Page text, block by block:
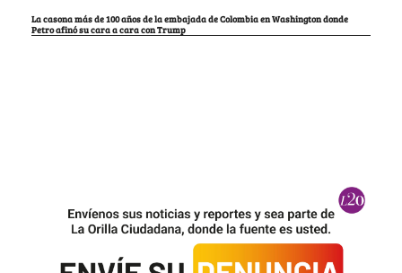
La casona más de 100 años de la embajada de Colombia en Washington donde
Petro afinó su cara a cara con Trump